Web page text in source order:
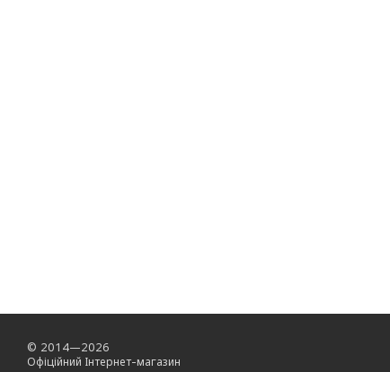
© 2014—2026
Офіційний Інтернет-магазин